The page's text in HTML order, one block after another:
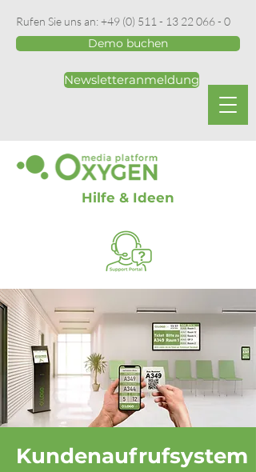
Rufen Sie uns an:+49 (0) 511 - 13 22 066 - 0
Demo buchen
Newsletteranmeldung
Hilfe & Ideen
Kundenaufrufsystem